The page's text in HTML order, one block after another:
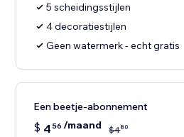
5 scheidingsstijlen
4 decoratiestijlen
Geen watermerk - echt gratis
Een beetje-abonnement
$ 4 56 /maand $480